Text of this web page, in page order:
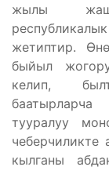
жылы жаш
жетиптир.
быйыл
келип,
тууралуу
чеберчиликте
кылганы